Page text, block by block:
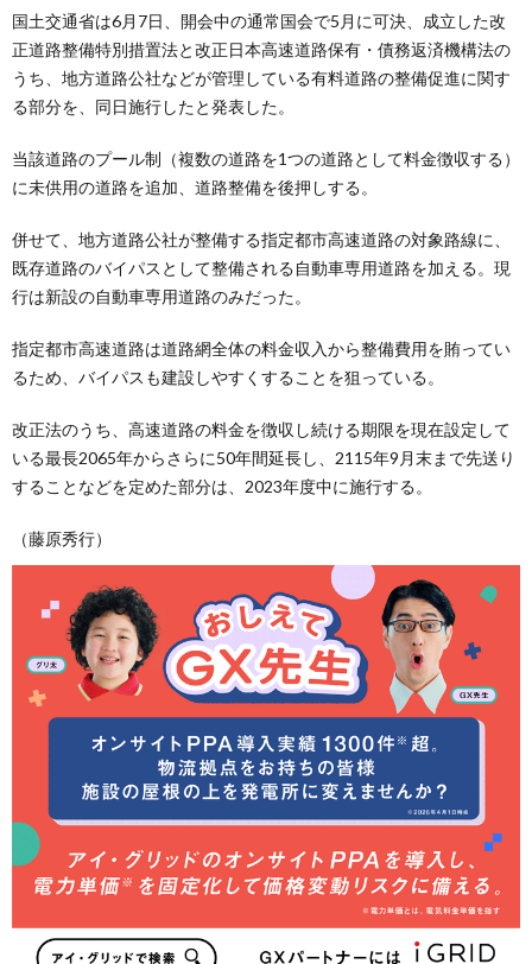
国土交通省は6月7日、開会中の通常国会で5月に可決、成立した改
正道路整備特別措置法と改正日本高速道路保有・債務返済機構法の
うち、地方道路公社などが管理している有料道路の整備促進に関す
る部分を、同日施行したと発表した。
当該道路のプール制（複数の道路を1つの道路として料金徴収する）
に未供用の道路を追加、道路整備を後押しする。
併せて、地方道路公社が整備する指定都市高速道路の対象路線に、
既存道路のバイパスとして整備される自動車専用道路を加える。現
行は新設の自動車専用道路のみだった。
指定都市高速道路は道路網全体の料金収入から整備費用を賄ってい
るため、バイパスも建設しやすくすることを狙っている。
改正法のうち、高速道路の料金を徴収し続ける期限を現在設定して
いる最長2065年からさらに50年間延長し、2115年9月末まで先送り
することなどを定めた部分は、2023年度中に施行する。
（藤原秀行）